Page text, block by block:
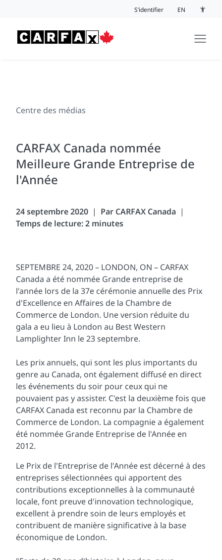
S’identifier
EN
Centre des médias
CARFAX Canada nommée
Meilleure Grande Entreprise de
l'Année
24 septembre 2020
Par CARFAX Canada
Temps de lecture: 2 minutes
SEPTEMBRE 24, 2020 – LONDON, ON – CARFAX
Canada a été nommée Grande entreprise de
l'année lors de la 37e cérémonie annuelle des Prix
d'Excellence en Affaires de la Chambre de
Commerce de London. Une version réduite du
gala a eu lieu à London au Best Western
Lamplighter Inn le 23 septembre.
Les prix annuels, qui sont les plus importants du
genre au Canada, ont également diffusé en direct
les événements du soir pour ceux qui ne
pouvaient pas y assister. C'est la deuxième fois que
CARFAX Canada est reconnu par la Chambre de
Commerce de London. La compagnie a également
été nommée Grande Entreprise de l'Année en
2012.
Le Prix de l'Entreprise de l'Année est décerné à des
entreprises sélectionnées qui apportent des
contributions exceptionnelles à la communauté
locale, font preuve d'innovation technologique,
excellent à prendre soin de leurs employés et
contribuent de manière significative à la base
économique de London.